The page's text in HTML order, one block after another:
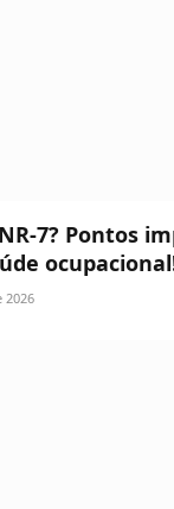
7? Pontos
2026